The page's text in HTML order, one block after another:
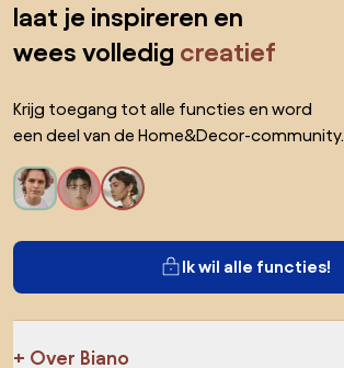
laat je inspireren en
wees volledig creatief
Krijg toegang tot alle functies en word
een deel van de Home&Decor-community.
Ik wil alle functies!
Over Biano